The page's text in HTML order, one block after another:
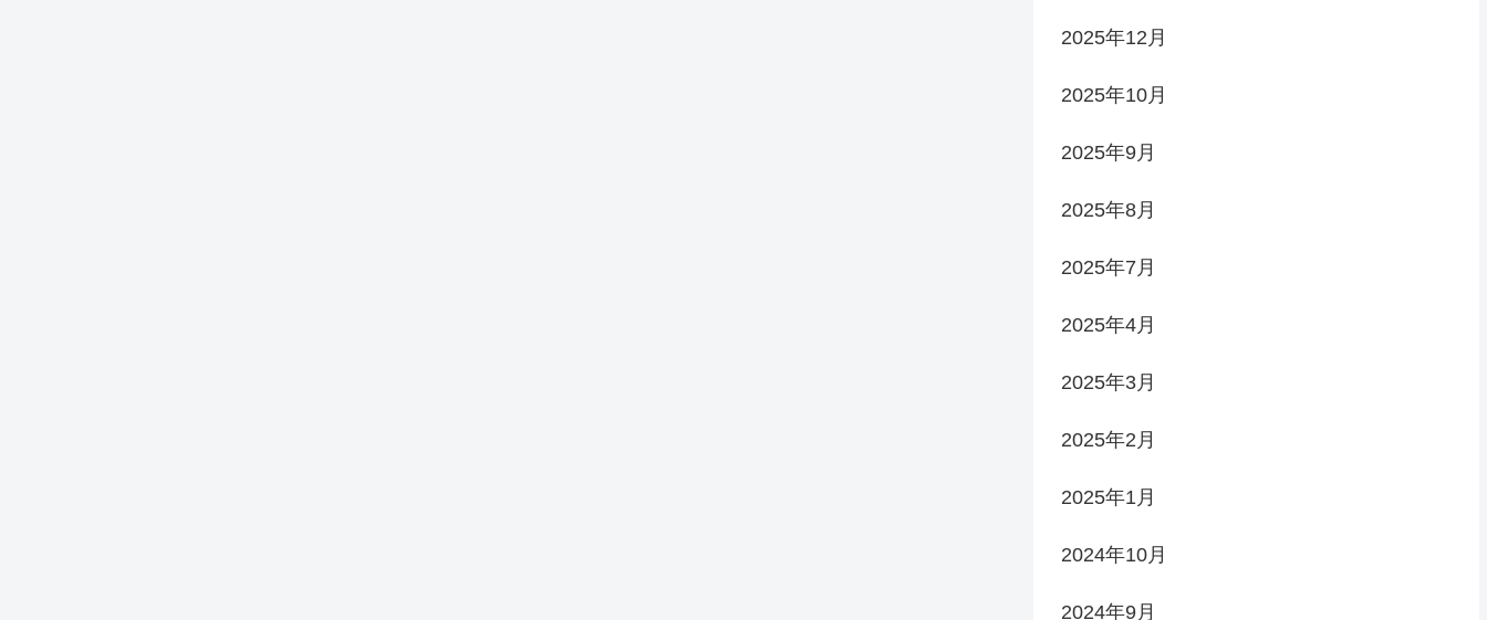
2025年12月
2025年10月
2025年9月
2025年8月
2025年7月
2025年4月
2025年3月
2025年2月
2025年1月
2024年10月
2024年9月